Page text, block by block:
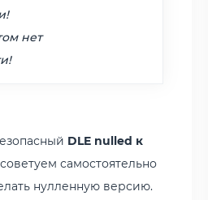
нет
DLE nulled к
самостоятельно
нулленную версию.